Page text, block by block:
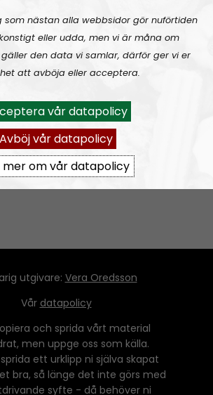
utgivare: Vera Oredsson
Vår datapolicy
och sprida vårt material
men uppge oss som källa.
ett urklipp ni själva skapat
bra, så länge det inte görs med
syfte - då behöver ni
som nästan alla webbsidor gör nuförtiden
eller udda, men vi är måna om
den data vi samlar, därför ger vi er
att avböja eller acceptera.
vår datapolicy
Avböj vår datapolicy
mer om vår datapolicy